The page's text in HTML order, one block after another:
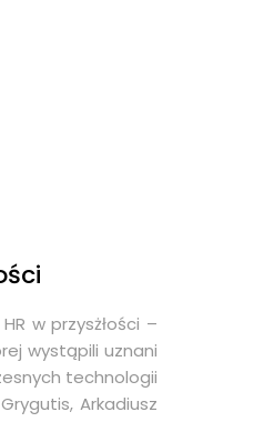
w przysżłości –
wystąpili uznani
technologii
Arkadiusz